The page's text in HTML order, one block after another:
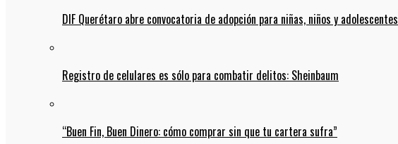
DIF Querétaro abre convocatoria de adopción para niñas, niños y adolescentes
Registro de celulares es sólo para combatir delitos: Sheinbaum
“Buen Fin, Buen Dinero: cómo comprar sin que tu cartera sufra”